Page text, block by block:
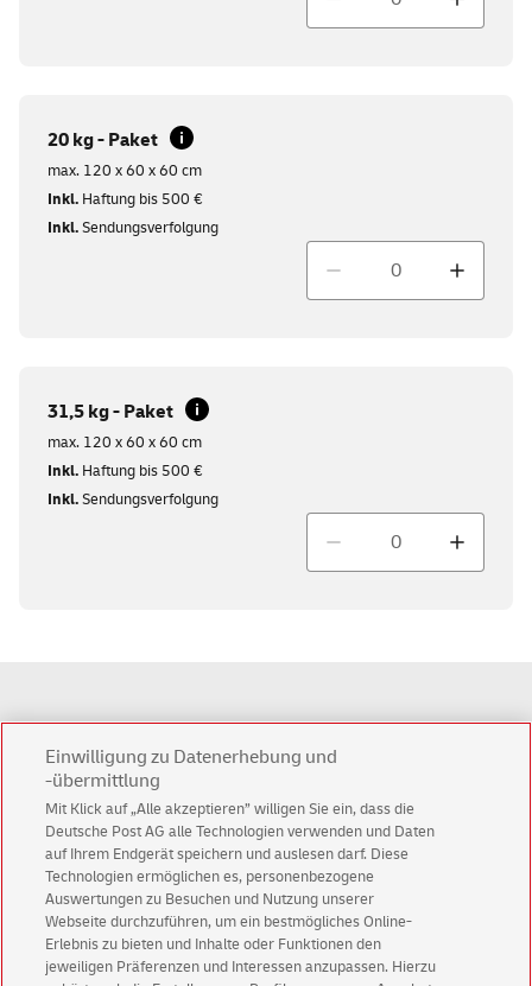
20 kg - Paket
max. 120 x 60 x 60 cm
Inkl. Haftung bis 500 €
Inkl.Sendungsverfolgung
31,5 kg - Paket
max. 120 x 60 x 60 cm
Inkl. Haftung bis 500 €
Inkl.Sendungsverfolgung
Ersparnis
Gesamtsumme
in den Warenkorb
Alle Preise sind Endpreise. Das Porto für Päckchen und Pakete bis 20 kg
Einwilligung zu Datenerhebung und
-übermittlung
Mit Klick auf „Alle akzeptieren” willigen Sie ein, dass die
Deutsche Post AG alle Technologien verwenden und Daten
auf Ihrem Endgerät speichern und auslesen darf. Diese
Technologien ermöglichen es, personenbezogene
Auswertungen zu Besuchen und Nutzung unserer
Webseite durchzuführen, um ein bestmögliches Online-
Erlebnis zu bieten und Inhalte oder Funktionen den
jeweiligen Präferenzen und Interessen anzupassen. Hierzu